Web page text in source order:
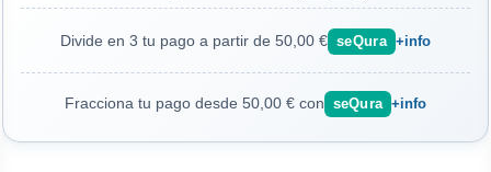
Divide en 3 tu pago a partir de 50,00 € seQura +info
Fracciona tu pago desde 50,00 € con seQura +info